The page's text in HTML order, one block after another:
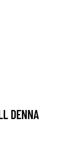
DENNA